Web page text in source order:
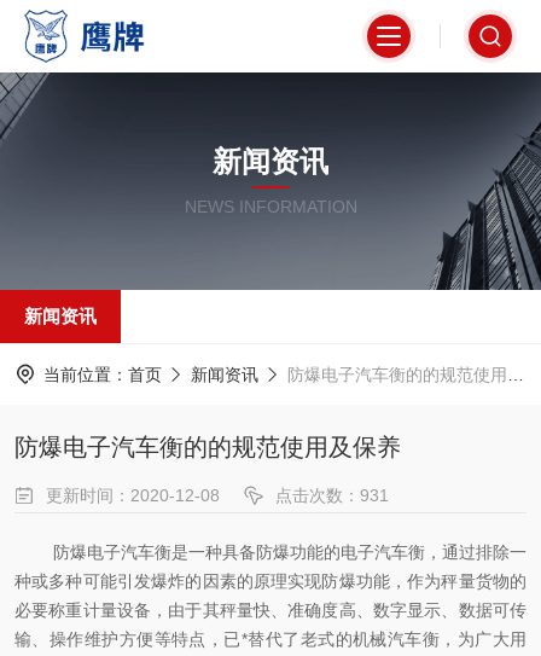
新闻资讯
NEWS INFORMATION
新闻资讯
当前位置： 首页 新闻资讯 防爆电子汽车衡的的规范使用及保养
防爆电子汽车衡的的规范使用及保养
更新时间：2020-12-08 点击次数：931
防爆电子汽车衡是一种具备防爆功能的电子汽车衡，通过排除一
种或多种可能引发爆炸的因素的原理实现防爆功能，作为秤量货物的
必要称重计量设备，由于其秤量快、准确度高、数字显示、数据可传
输、操作维护方便等特点，已*替代了老式的机械汽车衡，为广大用